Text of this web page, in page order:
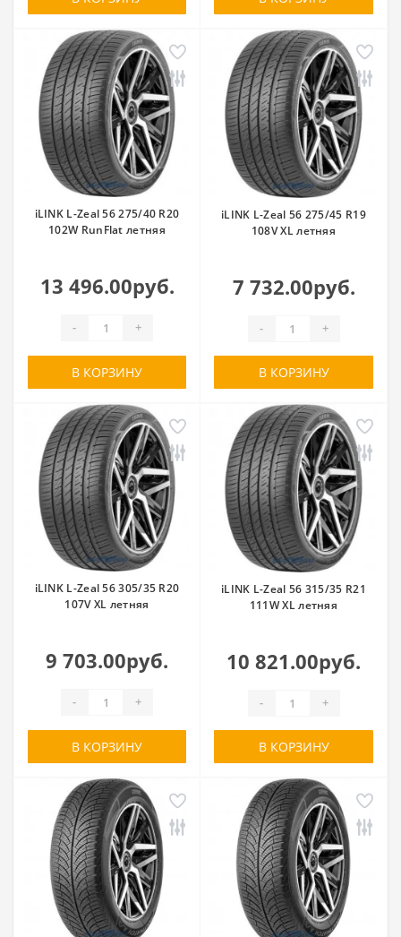
iLINK L-Zeal 56 275/40 R20
102W RunFlat летняя
13 496.00руб.
- +
В КОРЗИНУ
iLINK L-Zeal 56 275/45 R19
108V XL летняя
7 732.00руб.
- +
В КОРЗИНУ
iLINK L-Zeal 56 305/35 R20
107V XL летняя
9 703.00руб.
- +
В КОРЗИНУ
iLINK L-Zeal 56 315/35 R21
111W XL летняя
10 821.00руб.
- +
В КОРЗИНУ